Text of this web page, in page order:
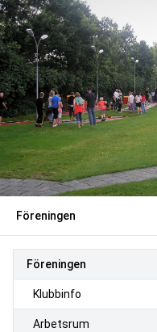
Föreningen
Föreningen
Klubbinfo
Arbetsrum